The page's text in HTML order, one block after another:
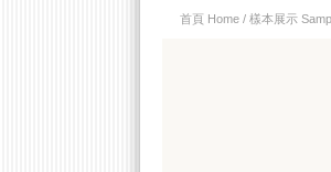
首頁 Home / 樣本展示